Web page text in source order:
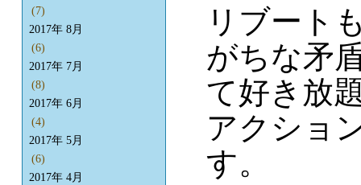
リブート
がちな矛
て好き放
アクショ
す。
(7)
2017年 8月
(6)
2017年 7月
(8)
2017年 6月
(4)
2017年 5月
(6)
2017年 4月